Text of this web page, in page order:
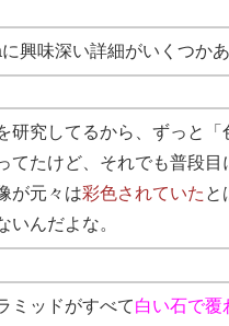
興味深い詳細がいくつかあ
研究してるから、ずっと「
てたけど、それでも普段目
が元々は彩色されていた と
いんだよな。
ミッドがすべて白い石で覆